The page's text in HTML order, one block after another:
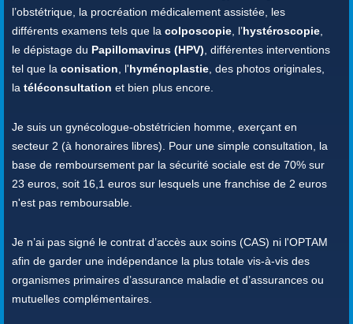
l’obstétrique, la procréation médicalement assistée, les
différents examens tels que la colposcopie , l’hystéroscopie
le dépistage du Papillomavirus (HPV) , différentes interventions
tel que la conisation , l'hyménoplastie , des photos originales,
la téléconsultation et bien plus encore.
Je suis un gynécologue-obstétricien homme, exerçant en
secteur 2 (à honoraires libres). Pour une simple consultation, la
base de remboursement par la sécurité sociale est de 70% sur
23 euros, soit 16,1 euros sur lesquels une franchise de 2 euros
n'est pas remboursable.
Je n’ai pas signé le contrat d’accès aux soins (CAS) ni l'OPTAM
afin de garder une indépendance la plus totale vis-à-vis des
organismes primaires d’assurance maladie et d’assurances ou
mutuelles complémentaires.